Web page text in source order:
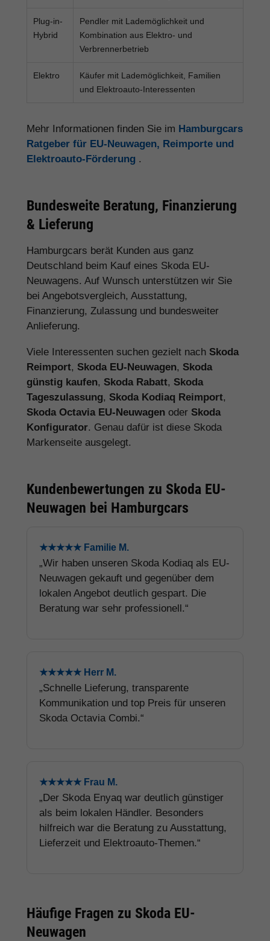
Plug-in-
Hybrid
Pendler mit Lademöglichkeit und
Kombination aus Elektro- und
Verbrennerbetrieb
Elektro
Käufer mit Lademöglichkeit, Familien
und Elektroauto-Interessenten
Mehr Informationen finden Sie im Hamburgcars
Ratgeber für EU-Neuwagen, Reimporte und
Elektroauto-Förderung .
Bundesweite Beratung, Finanzierung
& Lieferung
Hamburgcars berät Kunden aus ganz
Deutschland beim Kauf eines Skoda EU-
Neuwagens. Auf Wunsch unterstützen wir Sie
bei Angebotsvergleich, Ausstattung,
Finanzierung, Zulassung und bundesweiter
Anlieferung.
Viele Interessenten suchen gezielt nach Skoda
Reimport, Skoda EU-Neuwagen, Skoda
günstig kaufen, Skoda Rabatt, Skoda
Tageszulassung, Skoda Kodiaq Reimport,
Skoda Octavia EU-Neuwagen oder Skoda
Konfigurator. Genau dafür ist diese Skoda
Markenseite ausgelegt.
Kundenbewertungen zu Skoda EU-
Neuwagen bei Hamburgcars
★★★★★ Familie M.
„Wir haben unseren Skoda Kodiaq als EU-
Neuwagen gekauft und gegenüber dem
lokalen Angebot deutlich gespart. Die
Beratung war sehr professionell.“
★★★★★ Herr M.
„Schnelle Lieferung, transparente
Kommunikation und top Preis für unseren
Skoda Octavia Combi.“
★★★★★ Frau M.
„Der Skoda Enyaq war deutlich günstiger
als beim lokalen Händler. Besonders
hilfreich war die Beratung zu Ausstattung,
Lieferzeit und Elektroauto-Themen.“
Häufige Fragen zu Skoda EU-
Neuwagen